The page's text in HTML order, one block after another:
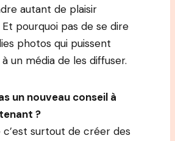
autant de plaisir
pourquoi pas de se dire
photos qui puissent
un média de les diffuser.
un nouveau conseil à
?
c’est surtout de créer des